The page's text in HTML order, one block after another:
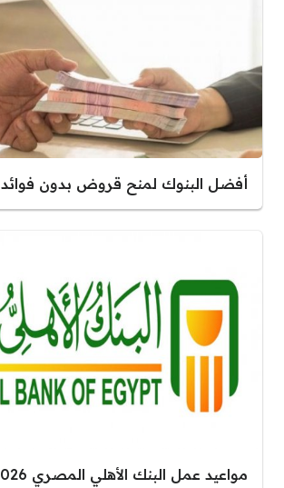
أفضل البنوك لمنح قروض بدون فوائد 2021